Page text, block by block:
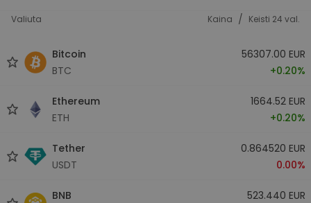
Valiuta Kaina / Keisti 24 val.
Bitcoin
BTC
56307.00 EUR
+0.20%
Ethereum
ETH
1664.52 EUR
+0.20%
Tether
USDT
0.864520 EUR
0.00%
BNB
523.440 EUR